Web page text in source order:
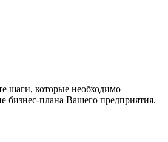
шаги, которые необходимо
бизнес-плана Вашего предприятия.